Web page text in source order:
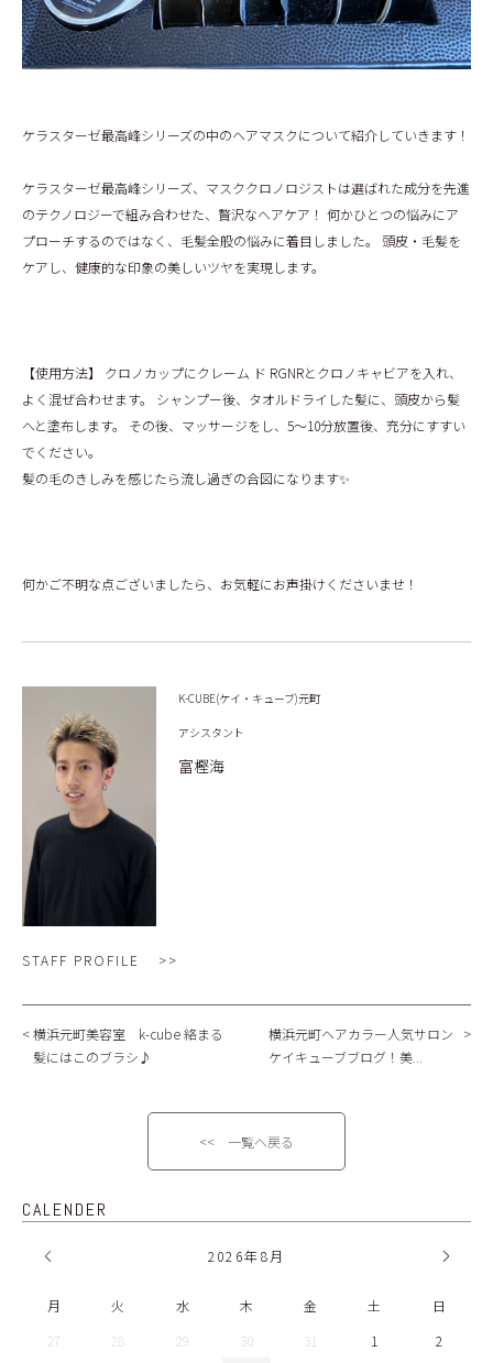
ケラスターゼ最高峰シリーズの中のヘアマスクについて紹介していきます！
ケラスターゼ最高峰シリーズ、マスククロノロジストは選ばれた成分を先進
のテクノロジーで組み合わせた、贅沢なへアケア！ 何かひとつの悩みにア
プローチするのではなく、毛髪全般の悩みに着目しました。 頭皮・毛髪を
ケアし、健康的な印象の美しいツヤを実現します。
【使用方法】 クロノカップにクレーム ド RGNRとクロノキャビアを入れ、
よく混ぜ合わせます。 シャンプー後、タオルドライした髪に、頭皮から髪
へと塗布します。 その後、マッサージをし、5～10分放置後、充分にすすい
でください。
髪の毛のきしみを感じたら流し過ぎの合図になります✨
何かご不明な点ございましたら、お気軽にお声掛けくださいませ！
K-CUBE(ケイ・キューブ)元町
アシスタント
富樫海
STAFF PROFILE
横浜元町美容室 k-cube 絡まる
髪にはこのブラシ♪
横浜元町ヘアカラー人気サロン
ケイキューブブログ！美...
<< 一覧へ戻る
CALENDER
2026年8月
月 火 水 木 金 土
日
27
28 29 30 31 1
2